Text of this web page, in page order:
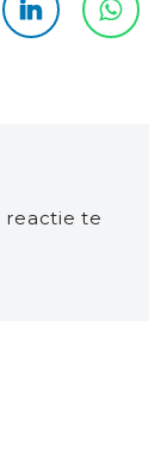
reactie te